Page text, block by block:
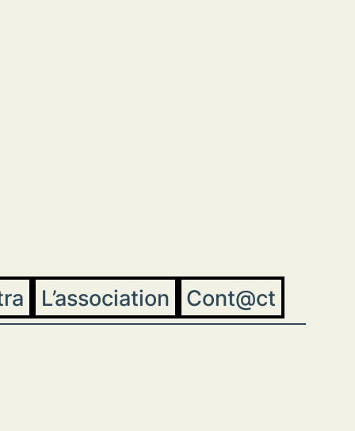
L’association Cont@ct